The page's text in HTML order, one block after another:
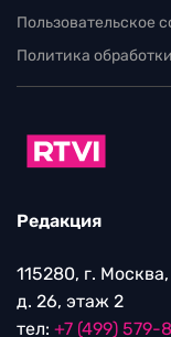
Пользовательское
Политика
Редакция
115280, г.
д. 26, этаж 2
тел: +7 (499) 579-